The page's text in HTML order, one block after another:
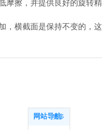
摩擦，并提供良好的旋转
，横截面是保持不变的，
网站导航
更多